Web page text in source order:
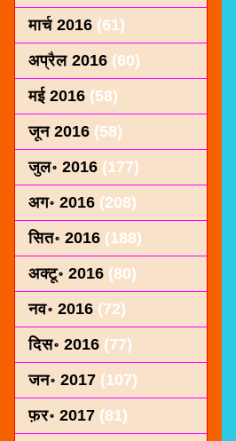
मार्च 2016 (61)
अप्रैल 2016 (60)
मई 2016 (58)
जून 2016 (58)
जुल॰ 2016 (177)
अग॰ 2016 (208)
सित॰ 2016 (188)
अक्टू॰ 2016 (80)
नव॰ 2016 (72)
दिस॰ 2016 (77)
जन॰ 2017 (107)
फ़र॰ 2017 (81)